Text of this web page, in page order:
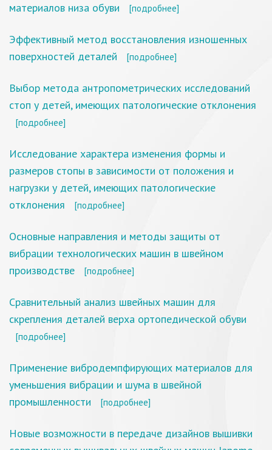
материалов низа обуви
[подробнее]
Эффективный метод восстановления изношенных
поверхностей деталей
[подробнее]
Выбор метода антропометрических исследований
стоп у детей, имеющих патологические отклонения
[подробнее]
Исследование характера изменения формы и
размеров стопы в зависимости от положения и
нагрузки у детей, имеющих патологические
отклонения
[подробнее]
Основные направления и методы защиты от
вибрации технологических машин в швейном
производстве
[подробнее]
Сравнительный анализ швейных машин для
скрепления деталей верха ортопедической обуви
[подробнее]
Применение вибродемпфирующих материалов для
уменьшения вибрации и шума в швейной
промышленности
[подробнее]
Новые возможности в передаче дизайнов вышивки